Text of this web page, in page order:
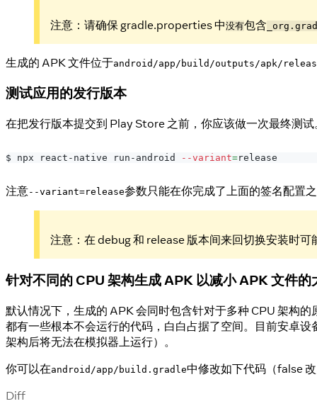
注意：请确保 gradle.properties 中没有包含
生成的 APK 文件位于android/app/build/outputs/apk/
测试应用的发行版本
在把发行版本提交到 Play Store 之前，你应该做一次最终测
$ npx react-native run-android --variant=release
注意--variant=release参数只能在你完成了上面的签名配置
注意：在 debug 和 release 版本间来回切换安装时
针对不同的 CPU 架构生成 APK 以减小 APK 文件的
默认情况下，生成的 APK 会同时包含针对于多种 CPU 架构
都有一些根本不会运行的代码，白白占据了空间。目前安卓
架构后将无法在模拟器上运行）。
你可以在android/app/build.gradle中修改如下代码（false
Diff